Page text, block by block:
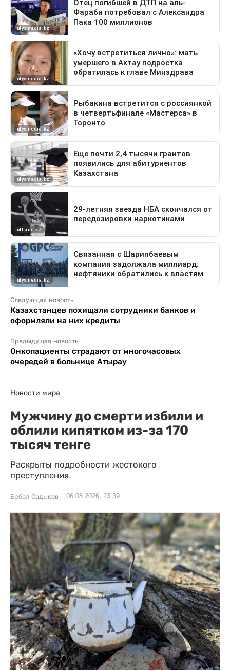
Следующая новость
Казахстанцев похищали сотрудники банков и
оформляли на них кредиты
Предыдущая новость
Онкопациенты страдают от многочасовых
очередей в больнице Атырау
Новости мира
Мужчину до смерти избили и
облили кипятком из-за 170
тысяч тенге
Раскрыты подробности жестокого
преступления.
Ербол Садыков 06.08.2026, 23:39